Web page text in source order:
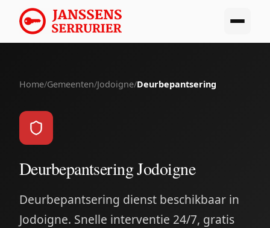
Home/Gemeenten/Jodoigne/Deurbepantsering
Deurbepantsering Jodoigne
Deurbepantsering dienst beschikbaar in
Jodoigne. Snelle interventie 24/7, gratis